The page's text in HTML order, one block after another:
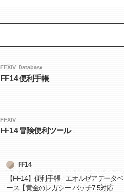
FFXIV_Database
FF14 便利手帳
FFXIV
FF14 冒険便利ツール
FF14
【FF14】便利手帳 - エオルゼアデータベ
ース【黄金のレガシー パッチ7.5対応